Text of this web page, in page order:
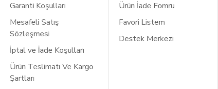
Garanti Koşulları
Mesafeli Satış
Sözleşmesi
İptal ve İade Koşulları
Ürün Teslimatı Ve Kargo
Şartları
Ürün İade Fomru
Favori Listem
Destek Merkezi